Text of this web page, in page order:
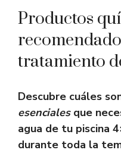
Productos
tratamiento
Descubre cuáles
esencialesque
agua de tu piscina
durante toda la